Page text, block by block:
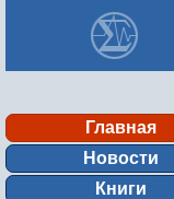
Главная
Новости
Книги